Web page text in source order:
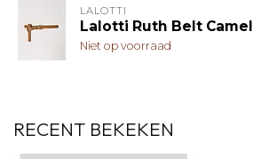
LALOTTI
Lalotti Ruth Belt Camel
Niet op voorraad
RECENT BEKEKEN